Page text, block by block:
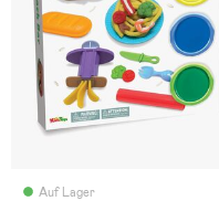
Auf Lager